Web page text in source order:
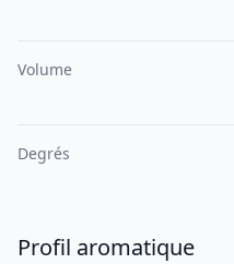
Volume
Degrés
Profil aromatique